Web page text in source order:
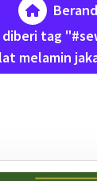
tag
melamin